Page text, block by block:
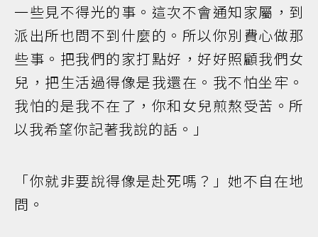
一些見不得光的事。這次不會通知家屬，到
派出所也問不到什麼的。所以你別費心做那
些事。把我們的家打點好，好好照顧我們女
兒，把生活過得像是我還在。我不怕坐牢。
我怕的是我不在了，你和女兒煎熬受苦。所
以我希望你記著我說的話。」
「你就非要說得像是赴死嗎？」她不自在地
問。